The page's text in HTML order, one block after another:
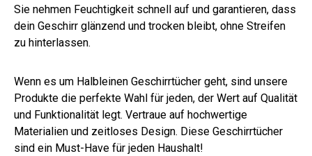
Sie nehmen Feuchtigkeit schnell auf und garantieren, dass
dein Geschirr glänzend und trocken bleibt, ohne Streifen
zu hinterlassen.
Wenn es um Halbleinen Geschirrtücher geht, sind unsere
Produkte die perfekte Wahl für jeden, der Wert auf Qualität
und Funktionalität legt. Vertraue auf hochwertige
Materialien und zeitloses Design. Diese Geschirrtücher
sind ein Must-Have für jeden Haushalt!